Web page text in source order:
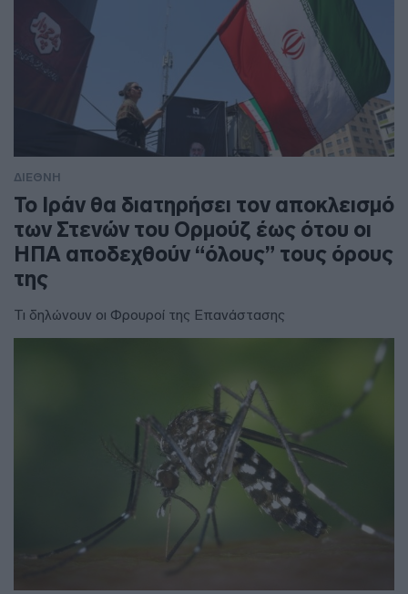
ΔΙΕΘΝΗ
To Ιράν θα διατηρήσει τον αποκλεισμό
των Στενών του Ορμούζ έως ότου οι
ΗΠΑ αποδεχθούν “όλους” τους όρους
της
Τι δηλώνουν οι Φρουροί της Επανάστασης